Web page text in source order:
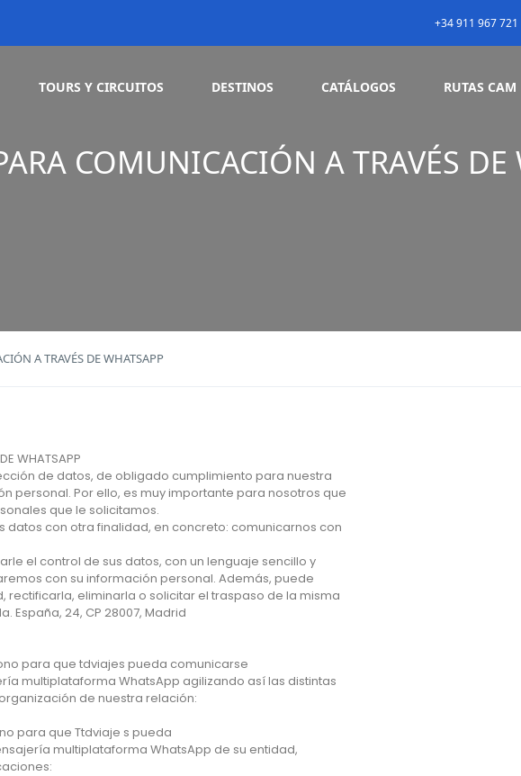
+34 911 967 721
TOURS Y CIRCUITOS DESTINOS CATÁLOGOS RUTAS CAM
COMUNICACIÓN A TRAVÉS DE
A TRAVÉS DE WHATSAPP
WHATSAPP
de datos, de obligado cumplimiento para nuestra
personal. Por ello, es muy importante para nosotros que
que le solicitamos.
datos con otra finalidad, en concreto: comunicarnos con
el control de sus datos, con un lenguaje sencillo y
con su información personal. Además, puede
eliminarla o solicitar el traspaso de la misma
España, 24, CP 28007, Madrid
para que tdviajes pueda comunicarse
multiplataforma WhatsApp agilizando así las distintas
de nuestra relación:
para que Ttdviaje s pueda
multiplataforma WhatsApp de su entidad,